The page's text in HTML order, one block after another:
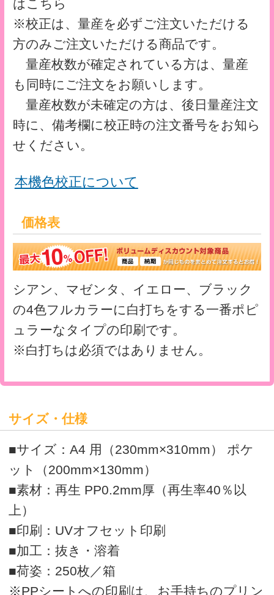
※白打ちは必須ではありません。
サイズ・仕様
ット（200mm×130mm）
■素材：再生 PP0.2mm厚（再生率40％以
上）
■印刷：UVオフセット印刷
■加工：抜き・溶着
※PPシートへの印刷は、お手持ちのプリン
ターやディスプレイとの発色の違いがあり
※サイト上にてご選択いただけない仕様に
ついては、別途お見積りいたします。
※素材の在庫状況によりご用意できない場
合がございます。ご了承ください。
オリジナルクリアファイルの印刷・通販はボラネット
A4ダブルポケットファイル一覧
>
A4ダブルポケットファイル エコ